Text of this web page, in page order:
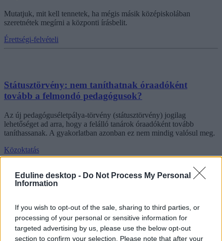
Eduline desktop - Do Not Process My Personal
Information
If you wish to opt-out of the sale, sharing to third parties, or
processing of your personal or sensitive information for
targeted advertising by us, please use the below opt-out
section to confirm your selection. Please note that after your
Mutatjuk, mit kell tennetek, ha mégis másik középiskolában
szeretnétek megírni a központi írásbelit.
Érettségi-felvételi
Státusztörvény: nem taníthatnak óraadóként
tovább a felmondó pedagógusok?
Az új pedagóguséletpálya-törvény (státusztörvény) jogilag
lehetőséget ad arra, hogy a felálló tanárok óraadóként tovább
taníthassanak. A gyakorlatban azonban ez nem mindig valósul meg.
Közoktatás
kötelező 6 vagy 8 osztályos gimnáziumba leadni a
jelentkezést?
Mutatjuk, mit kell tenni, ha a negyedikes vagy a hatodikos diák az